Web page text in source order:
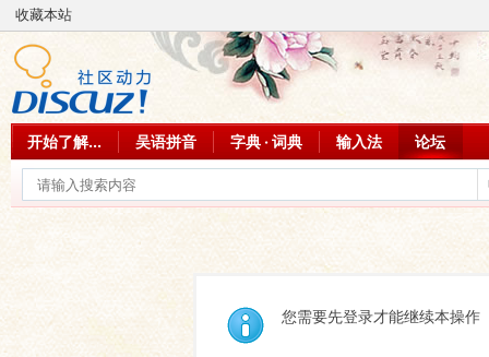
收藏本站
开始了解... 吴语拼音 字典 · 词典 输入法 论坛
您需要先登录才能继续本操作